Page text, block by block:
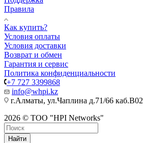
Правила
Как купить?
Условия оплаты
Условия доставки
Возврат и обмен
Гарантия и сервис
Политика конфиденциальности
+7 727 3399868
info@whpi.kz
г.Алматы, ул.Чаплина д.71/66 каб.B02
2026 © ТОО "HPI Networks"
Найти